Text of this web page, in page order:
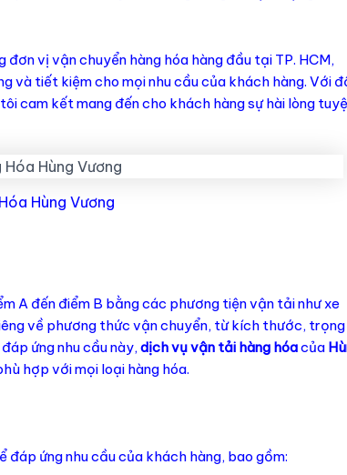
đơn vị vận chuyển hàng hóa hàng đầu tại TP. HCM,
và tiết kiệm cho mọi nhu cầu của khách hàng. Với
cam kết mang đến cho khách hàng sự hài lòng
Hùng Vương
A đến điểm B bằng các phương tiện vận tải như xe
về phương thức vận chuyển, từ kích thước, trọng
ứng nhu cầu này, dịch vụ vận tải hàng hóacủa
hợp với mọi loại hàng hóa.
ứng nhu cầu của khách hàng, bao gồm: